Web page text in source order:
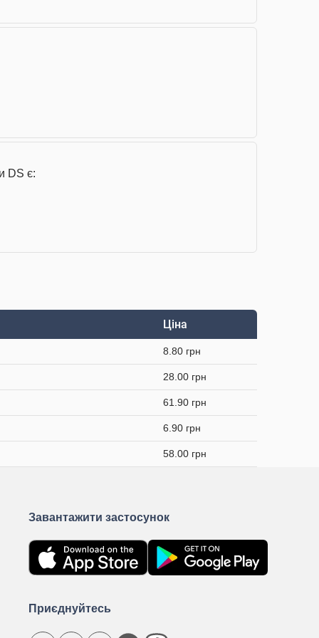
DS є:
Ціна
8.80 грн
28.00 грн
61.90 грн
6.90 грн
58.00 грн
Завантажити застосунок
Приєднуйтесь